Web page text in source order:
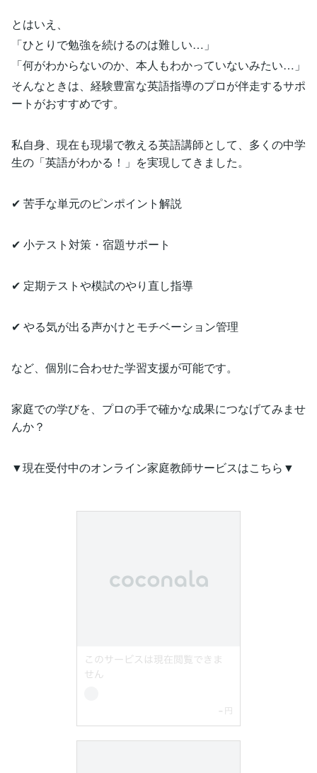
とはいえ、
「ひとりで勉強を続けるのは難しい…」
「何がわからないのか、本人もわかっていないみたい…」
そんなときは、経験豊富な英語指導のプロが伴走するサポ
ートがおすすめです。
私自身、現在も現場で教える英語講師として、多くの中学
生の「英語がわかる！」を実現してきました。
✔ 苦手な単元のピンポイント解説
✔ 小テスト対策・宿題サポート
✔ 定期テストや模試のやり直し指導
✔ やる気が出る声かけとモチベーション管理
など、個別に合わせた学習支援が可能です。
家庭での学びを、プロの手で確かな成果につなげてみませ
んか？
▼現在受付中のオンライン家庭教師サービスはこちら▼